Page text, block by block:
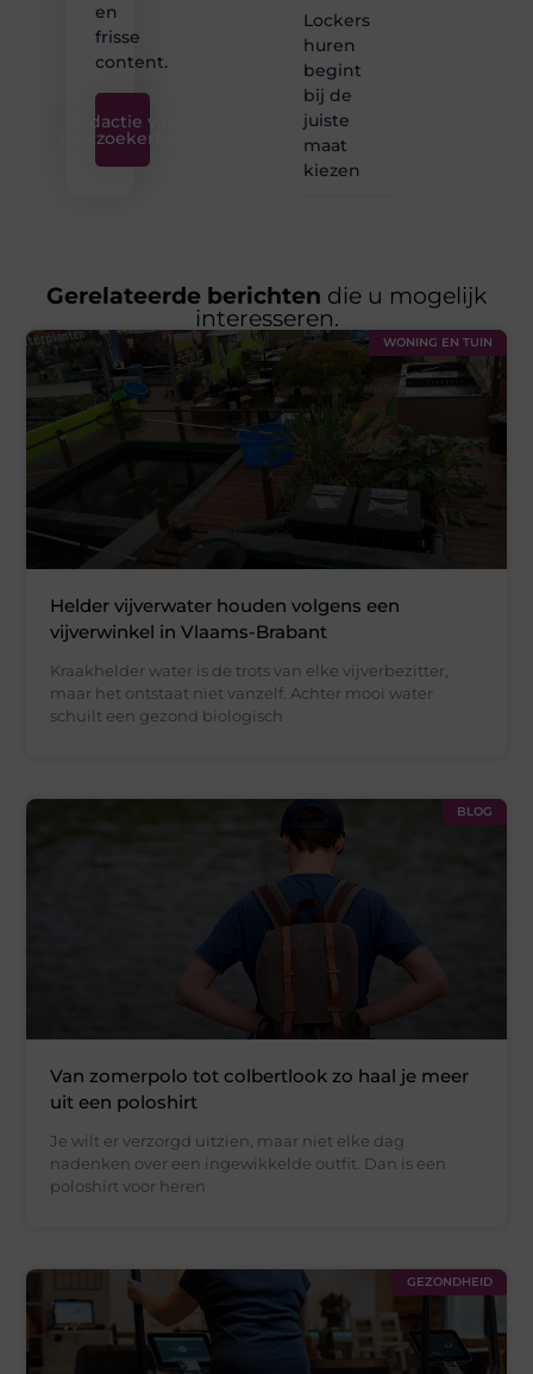
en
frisse
content.
Redactie van
Linkzoekertjes
Lockers
huren
begint
bij de
juiste
maat
kiezen
Gerelateerde berichten die u mogelijk
interesseren.
WONING EN TUIN
Helder vijverwater houden volgens een
vijverwinkel in Vlaams-Brabant
Kraakhelder water is de trots van elke vijverbezitter,
maar het ontstaat niet vanzelf. Achter mooi water
schuilt een gezond biologisch
BLOG
Van zomerpolo tot colbertlook zo haal je meer
uit een poloshirt
Je wilt er verzorgd uitzien, maar niet elke dag
nadenken over een ingewikkelde outfit. Dan is een
poloshirt voor heren
GEZONDHEID